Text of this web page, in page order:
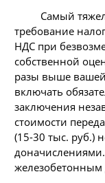
Самый
требование
НДС при
собственной
разы выше
включать
заключения
стоимости
(15-30 тыс. руб.)
доначислениями.
железобетонным